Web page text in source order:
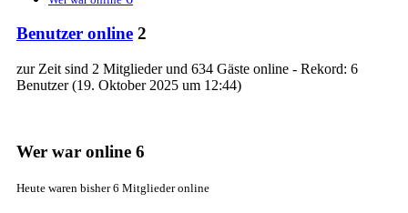
Benutzer online 2
zur Zeit sind 2 Mitglieder und 634 Gäste online - Rekord: 6
Benutzer (19. Oktober 2025 um 12:44)
Wer war online 6
Heute waren bisher 6 Mitglieder online